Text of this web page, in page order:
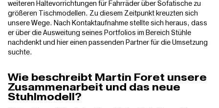
weiteren Haltevorrichtungen für Fahrräder über Sofatische zu
größeren Tischmodellen. Zu diesem Zeitpunkt kreuzten sich
unsere Wege. Nach Kontaktaufnahme stellte sich heraus, dass
er über die Ausweitung seines Portfolios im Bereich Stühle
nachdenkt und hier einen passenden Partner für die Umsetzung
suchte.
Wie beschreibt Martin Foret unsere
Zusammenarbeit und das neue
Stuhlmodell?